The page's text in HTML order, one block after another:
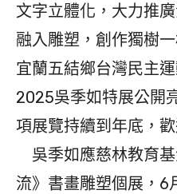
文字立體化，大力推
融入雕塑，創作獨樹
宜蘭五結鄉台灣民主
2025吳季如特展公開
項展覽持續到年底，歡
吳季如應慈林教育
流》書畫雕塑個展，6